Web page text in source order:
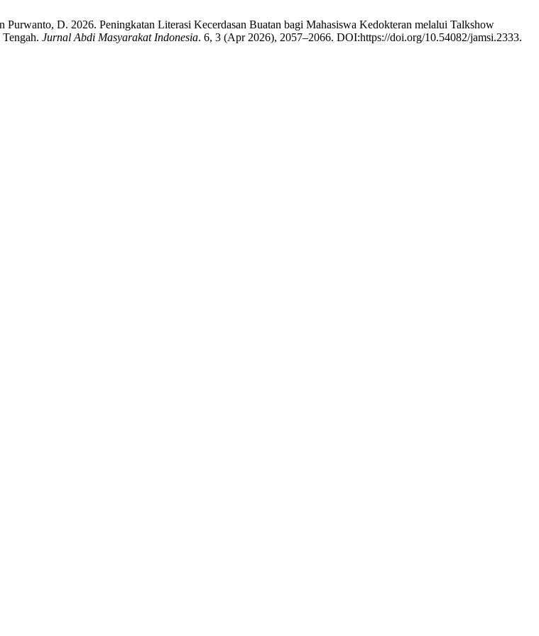
D. 2026. Peningkatan Literasi Kecerdasan Buatan bagi Mahasiswa Kedokteran melalui Talkshow
Jurnal Abdi Masyarakat Indonesia. 6, 3 (Apr 2026), 2057–2066. DOI:https://doi.org/10.54082/jamsi.2333.